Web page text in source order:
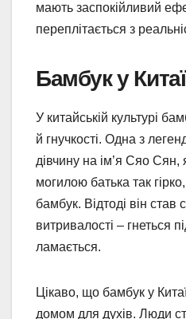
мають заспокійливий
переплітається з
Бамбук у Китаї
У китайській культурі
й гнучкості. Одна з
дівчину на ім’я Сяо Сян,
могилою батька так
бамбук. Відтоді він став
витривалості – гнеться
ламається.
Цікаво, що бамбук у
домом для духів. Люди